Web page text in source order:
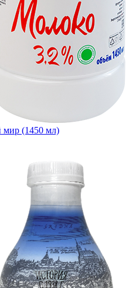
(1450 мл)